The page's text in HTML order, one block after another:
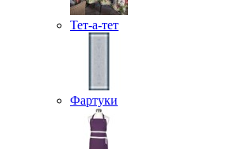
Тет-а-тет
Фартуки